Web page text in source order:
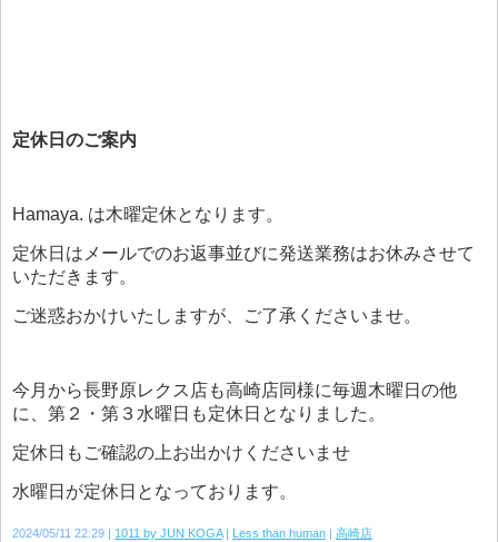
定休日のご案内
Hamaya. は木曜定休となります。
定休日はメールでのお返事並びに発送業務はお休みさせて
いただきます。
ご迷惑おかけいたしますが、ご了承くださいませ。
今月から長野原レクス店も高崎店同様に毎週木曜日の他
に、第２・第３水曜日も定休日となりました。
定休日もご確認の上お出かけくださいませ
水曜日が定休日となっております。
2024/05/11 22:29 1011 by JUN KOGA Less than human 高崎店